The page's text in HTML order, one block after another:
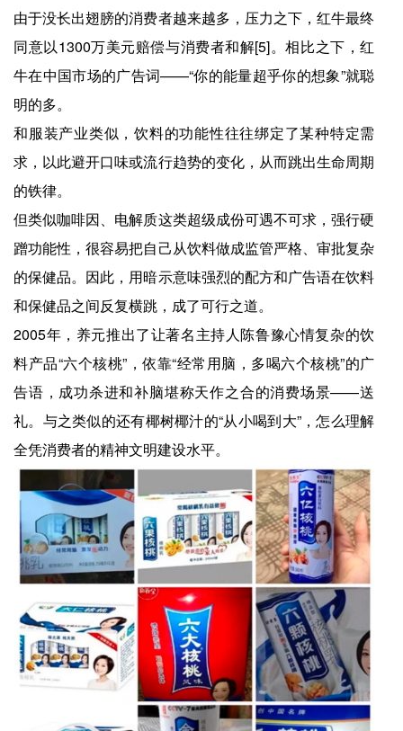
由于没长出翅膀的消费者越来越多，压力之下，红牛最终
同意以1300万美元赔偿与消费者和解[5]。相比之下，红
牛在中国市场的广告词——“你的能量超乎你的想象”就聪
明的多。
和服装产业类似，饮料的功能性往往绑定了某种特定需
求，以此避开口味或流行趋势的变化，从而跳出生命周期
的铁律。
但类似咖啡因、电解质这类超级成份可遇不可求，强行硬
蹭功能性，很容易把自己从饮料做成监管严格、审批复杂
的保健品。因此，用暗示意味强烈的配方和广告语在饮料
和保健品之间反复横跳，成了可行之道。
2005年，养元推出了让著名主持人陈鲁豫心情复杂的饮
料产品“六个核桃”，依靠“经常用脑，多喝六个核桃”的广
告语，成功杀进和补脑堪称天作之合的消费场景——送
礼。与之类似的还有椰树椰汁的“从小喝到大”，怎么理解
全凭消费者的精神文明建设水平。